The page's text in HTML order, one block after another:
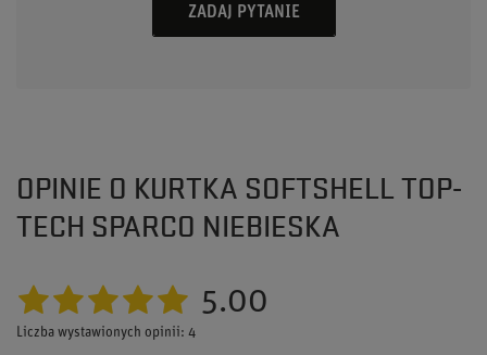
ZADAJ PYTANIE
OPINIE O KURTKA SOFTSHELL TOP-
TECH SPARCO NIEBIESKA
5.00
Liczba wystawionych opinii: 4